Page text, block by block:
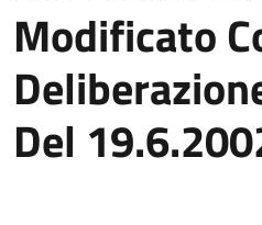
Modificato
Del